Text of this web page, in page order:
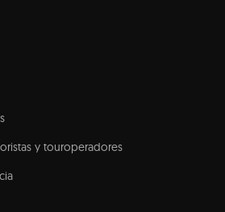
y touroperadores